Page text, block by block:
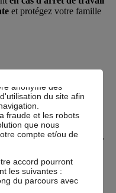
bon fonctionnement
confort de
:
effectués au sein
anonyme des
du site afin
fraude et les robots
que nous
compte et/ou de
accord pourront
les suivantes :
du parcours avec
et protégez votre famille
services au quotidien
...